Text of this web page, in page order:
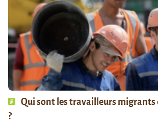
Qui sont les travailleurs migrants
?